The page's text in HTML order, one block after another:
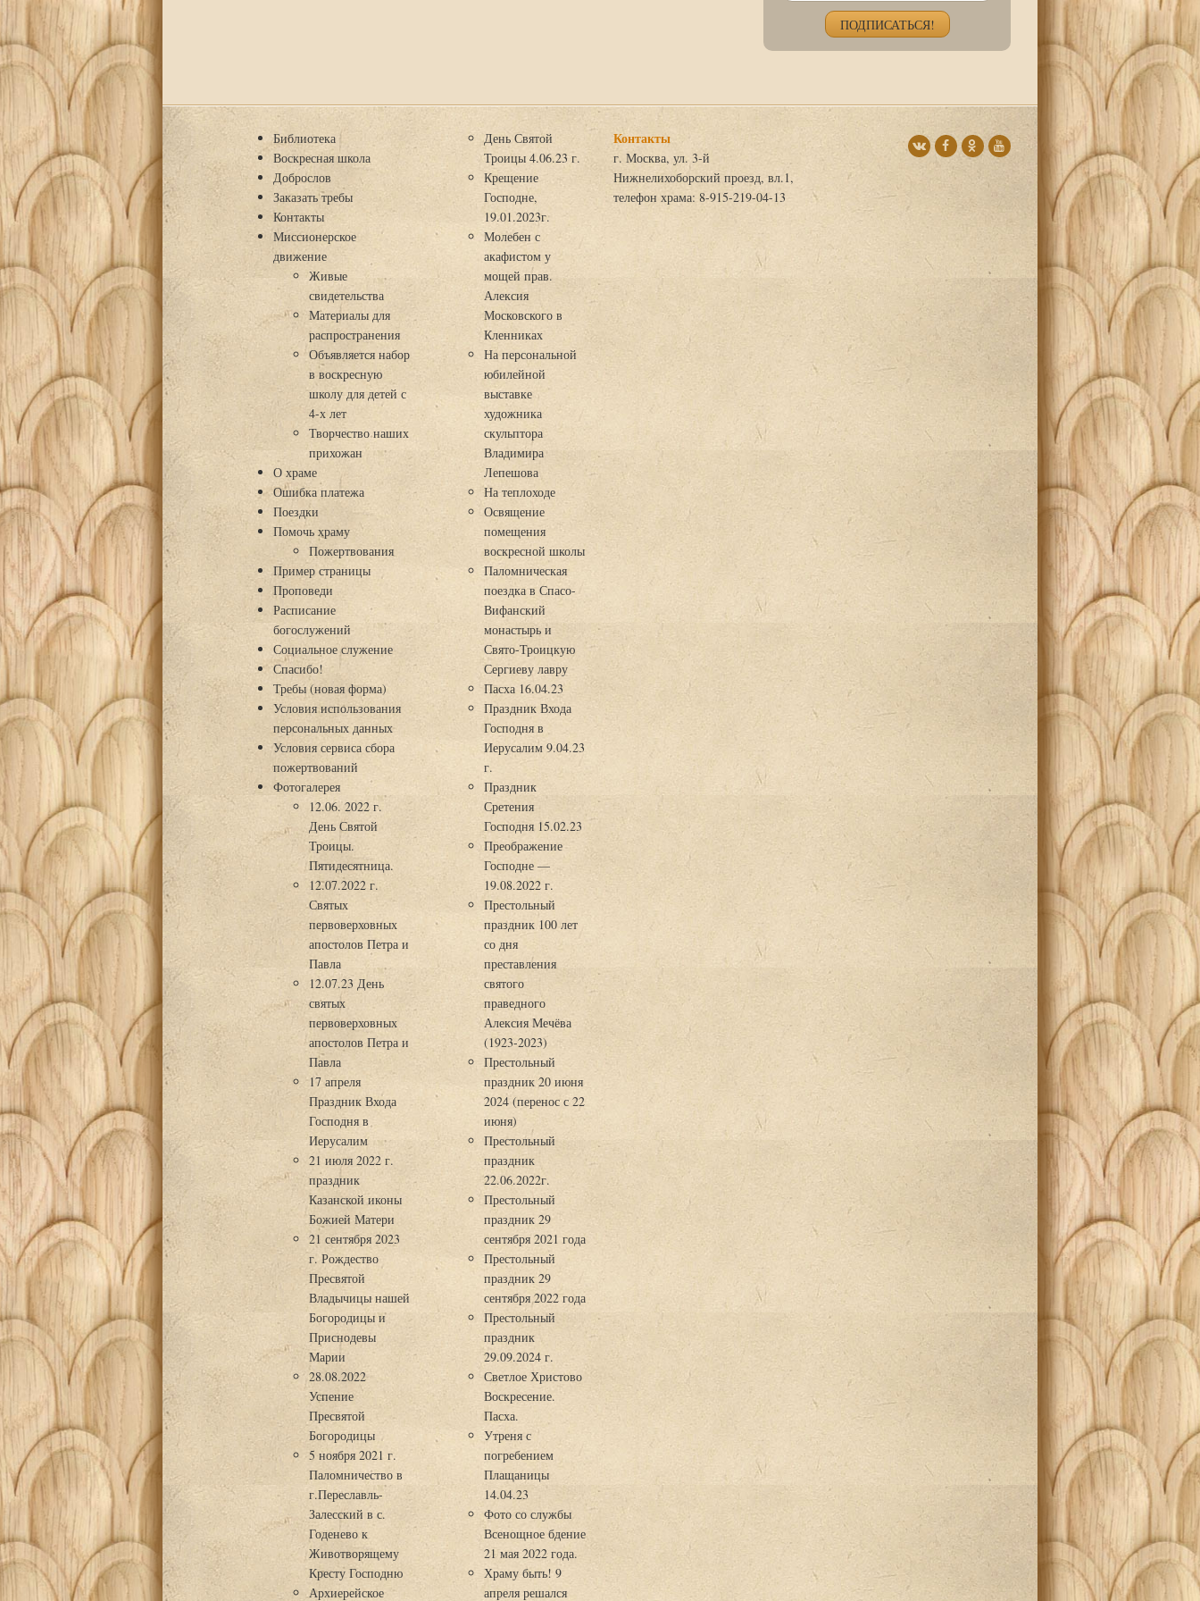
Библиотека
Воскресная школа
Доброслов
Заказать требы
Контакты
Миссионерское
движение
Живые
свидетельства
Материалы для
распространения
Объявляется набор
в воскресную
школу для детей с
4-х лет
Творчество наших
прихожан
О храме
Ошибка платежа
Поездки
Помочь храму
Пожертвования
Пример страницы
Проповеди
Расписание
богослужений
Социальное служение
Спасибо!
Требы (новая форма)
Условия использования
персональных данных
Условия сервиса сбора
пожертвований
Фотогалерея
12.06. 2022 г.
День Святой
Троицы.
Пятидесятница.
12.07.2022 г.
Святых
первоверховных
апостолов Петра и
Павла
12.07.23 День
святых
первоверховных
апостолов Петра и
Павла
17 апреля
Праздник Входа
Господня в
Иерусалим
21 июля 2022 г.
праздник
Казанской иконы
Божией Матери
21 сентября 2023
г. Рождество
Пресвятой
Владычицы нашей
Богородицы и
Приснодевы
Марии
28.08.2022
Успение
Пресвятой
Богородицы
5 ноября 2021 г.
Паломничество в
г.Переславль-
Залесский в с.
Годенево к
Животворящему
Кресту Господню
Архиерейское
День Святой
Троицы 4.06.23 г.
Крещение
Господне,
19.01.2023г.
Молебен с
акафистом у
мощей прав.
Алексия
Московского в
Кленниках
На персональной
юбилейной
выставке
художника
скульптора
Владимира
Лепешова
На теплоходе
Освящение
помещения
воскресной школы
Паломническая
поездка в Спасо-
Вифанский
монастырь и
Свято-Троицкую
Сергиеву лавру
Пасха 16.04.23
Праздник Входа
Господня в
Иерусалим 9.04.23
г.
Праздник
Сретения
Господня 15.02.23
Преображение
Господне —
19.08.2022 г.
Престольный
праздник 100 лет
со дня
преставления
святого
праведного
Алексия Мечёва
(1923-2023)
Престольный
праздник 20 июня
2024 (перенос с 22
июня)
Престольный
праздник
22.06.2022г.
Престольный
праздник 29
сентября 2021 года
Престольный
праздник 29
сентября 2022 года
Престольный
праздник
29.09.2024 г.
Светлое Христово
Воскресение.
Пасха.
Утреня с
погребением
Плащаницы
14.04.23
Фото со службы
Всенощное бдение
21 мая 2022 года.
Храму быть! 9
апреля решался
Контакты
г. Москва, ул. 3-й
Нижнелихоборский проезд, вл.1,
телефон храма: 8-915-219-04-13